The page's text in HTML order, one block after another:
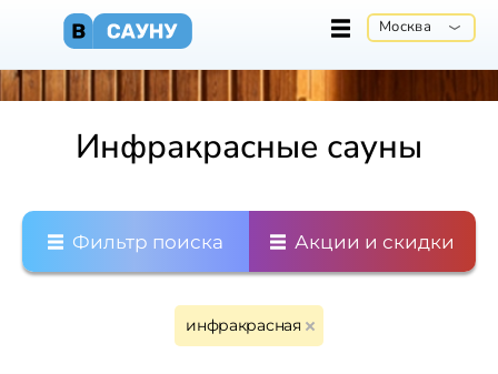
Москва
Инфракрасные сауны
Фильтр поиска Акции и скидки
инфракрасная